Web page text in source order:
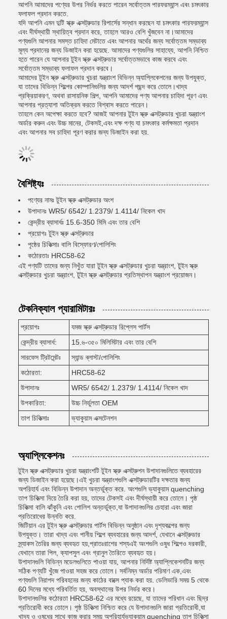
আপনি আমাদের পণ্যের উপর নির্ভর করতে পারেন সর্বোত্তম পারফরম্যান্স এবং চমৎকার
ফলাফল প্রদান করতে.
যদি আপনি এমন দুটি স্ক্রু এক্সট্রুডার রিপার্সের সন্ধান করছেন যা চমৎকার পারফরম্যান্স
এবং দীর্ঘস্থায়ী স্থায়িত্ব প্রদান করে, তাহলে আরও বেশি খুঁজবেন না।আমাদের
পণ্যগুলি আপনার সমস্ত চাহিদা মেটাতে এবং আপনার অর্থের জন্য সর্বোত্তম সম্ভাব্য
মূল্য প্রদানের জন্য ডিজাইন করা হয়েছে. আমাদের পণ্যগুলির সাহায্যে, আপনি নিশ্চিত
হতে পারেন যে আপনার টুইন স্ক্রু এক্সট্রুডার সর্বোত্তমভাবে কাজ করবে এবং
সর্বোত্তম সম্ভাব্য ফলাফল প্রদান করবে।
আমাদের টুইন স্ক্রু এক্সট্রুডার খুচরা যন্ত্রাংশ বিভিন্ন অ্যাপ্লিকেশনের জন্য উপযুক্ত,
যা তাদের বিভিন্ন শিল্পের কোম্পানিগুলির জন্য আদর্শ পছন্দ করে তোলে।খাদ্য
প্রক্রিয়াকরণ, অথবা রাসায়নিক শিল্প, আপনি আমাদের পণ্য আপনার চাহিদা পূরণ এবং
আপনার প্রত্যাশা অতিক্রম করতে বিশ্বাস করতে পারেন।
তাহলে কেন অপেক্ষা করতে হবে? আজই আপনার টুইন স্ক্রু এক্সট্রুডার খুচরা যন্ত্রাংশ
অর্ডার করুন এবং উচ্চ মানের, টেকসই,এবং দক্ষ পণ্য যা চমৎকার কর্মক্ষমতা প্রদান
এবং আপনার সব চাহিদা পূরণ করার জন্য ডিজাইন করা হয়.
বৈশিষ্ট্যঃ
পণ্যের নামঃ টুইন স্ক্রু এক্সট্রুডার অংশ
উপাদানঃ WR5/ 6542/ 1.2379/ 1.4114/ নিকেল খাদ
কেন্দ্রীয় ব্যাসার্ধঃ 15.6-350 মিমি এবং তার বেশি
প্রয়োগঃ টুইন স্ক্রু এক্সট্রুডার
পৃষ্ঠের চিকিত্সাঃ বালি বিস্ফোরণ/পোলিশিং
কঠোরতাঃ HRC58-62
এই পণ্যটি তাদের জন্য নিখুঁত যারা টুইন স্ক্রু এক্সট্রুডার খুচরা যন্ত্রাংশ, টুইন স্ক্রু
এক্সট্রুডার খুচরা যন্ত্রাংশ, টুইন স্ক্রু এক্সট্রুডার প্রতিস্থাপন যন্ত্রাংশ প্রয়োজন।
টেকনিক্যাল প্যারামিটারঃ
প্রয়োগঃ
যমজ স্ক্রু এক্সট্রুডার রিপ্লেস পার্টস
কেন্দ্রীয় ব্যাসার্ধ:
15.৬-৩৫০ মিলিমিটার এবং তার বেশি
সারফেস ট্রিটমেন্টঃ
স্যান্ড ব্লাস্ট/পোলিশিং
কঠোরতা:
HRC58-62
উপাদানঃ
WR5/ 6542/ 1.2379/ 1.4114/ নিকেল খাদ
উপকারিতা:
উচ্চ নির্ভুলতা OEM
তাপ চিকিত্সাঃ
ভ্যাকুয়াম এক্সটেনশন
অ্যাপ্লিকেশনঃ
টুইন স্ক্রু এক্সট্রুডার খুচরা যন্ত্রাংশটি টুইন স্ক্রু এক্সট্রুশন উপাদানগুলিতে ব্যবহারের
জন্য ডিজাইন করা হয়েছে।এই খুচরা যন্ত্রাংশগুলি এক্সট্রুডারটির দক্ষতার জন্য
অপরিহার্য এবং বিভিন্ন উপাদান অন্তর্ভুক্ত করে. অংশগুলি ভ্যাকুয়াম quenching
তাপ চিকিত্সা দিয়ে তৈরি করা হয়, তাদের টেকসই এবং দীর্ঘস্থায়ী করে তোলে। পৃষ্ঠ
চিকিত্সা বালি ঝাঁকুনি এবং পোলিশ অন্তর্ভুক্ত,যা উপাদানগুলির চেহারা এবং জারা
প্রতিরোধের উন্নতি করে.
জিটিয়ান এর টুইন স্ক্রু এক্সট্রুডার পার্টস বিভিন্ন অনুষ্ঠান এবং দৃশ্যকল্পের জন্য
উপযুক্ত। তারা খাদ্য এবং পানীয় শিল্পে ব্যবহারের জন্য আদর্শ, যেখানে এক্সট্রুডার
স্ন্যাকস তৈরির জন্য ব্যবহৃত হয়,প্রাতঃরাশের শস্যএই অংশগুলি ওষুধ শিল্পেও দরকারী,
যেখানে তারা পিল, ক্যাপসুল এবং গ্রানুল তৈরিতে ব্যবহৃত হয়।
উপাদানগুলি বিভিন্ন মডেলগুলিতে পাওয়া যায়, আপনার নির্দিষ্ট অ্যাপ্লিকেশনটির জন্য
সঠিক পণ্যটি খুঁজে পাওয়া সহজ করে তোলে। সর্বনিম্ন অর্ডার পরিমাণ এক,এবং
পণ্যগুলি নিরাপদ পরিবহনের জন্য কাঠের বাক্সে প্যাক করা হয়. ডেলিভারি সময় 5 থেকে
60 দিনের মধ্যে পরিবর্তিত হয়, অবস্থানের উপর নির্ভর করে।
উপাদানগুলির কঠোরতা HRC58-62 এর মধ্যে রয়েছে, যা তাদের পরিধান এবং ছিদ্র
প্রতিরোধী করে তোলে। পৃষ্ঠ চিকিত্সা নিশ্চিত করে যে উপাদানগুলি জারা প্রতিরোধী,যা
খাদ্য ও ওষুধের সাথে কাজ করার সময় অপরিহার্যভ্যাকুয়াম quenching তাপ চিকিত্সা